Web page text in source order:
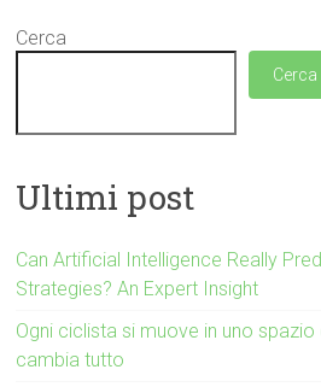
Cerca
Cerca
Ultimi post
Can Artificial Intelligence Really
Strategies? An Expert Insight
Ogni ciclista si muove in uno
cambia tutto